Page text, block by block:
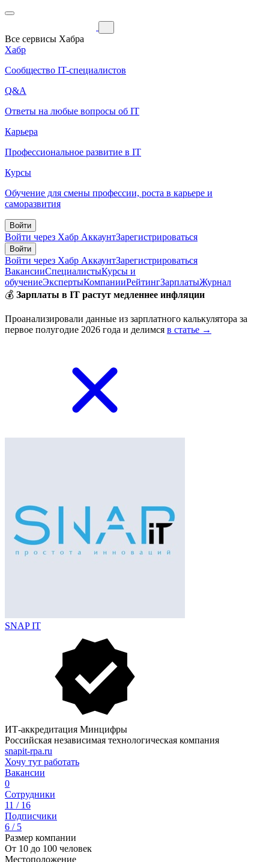
Все сервисы Хабра
Хабр
Сообщество IT-специалистов
Q&A
Ответы на любые вопросы об IT
Карьера
Профессиональное развитие в IT
Курсы
Обучение для смены профессии, роста в карьере и
саморазвития
Войти
Войти через Хабр АккаунтЗарегистрироваться
Войти
Войти через Хабр АккаунтЗарегистрироваться
ВакансииСпециалистыКурсы и
обучениеЭкспертыКомпанииРейтингЗарплатыЖурнал
💰 Зарплаты в IT растут медленнее инфляции
Проанализировали данные из зарплатного калькулятора за
первое полугодие 2026 года и делимся в статье →
SNAP IT
ИТ-аккредитация Минцифры
Российская независимая технологическая компания
snapit-rpa.ru
Хочу тут работать
Вакансии
0
Сотрудники
11 / 16
Подписчики
6 / 5
Размер компании
От 10 до 100 человек
Местоположение